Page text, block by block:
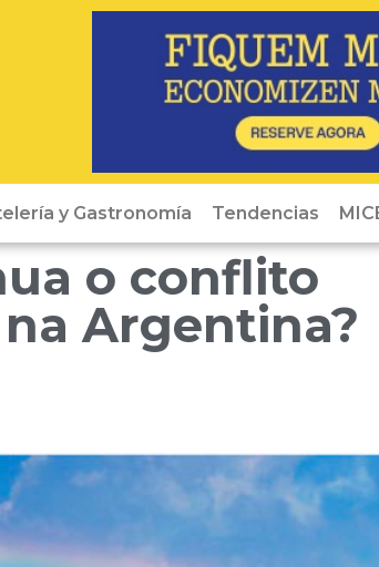
y Gastronomía Tendencias
o conflito
Argentina?